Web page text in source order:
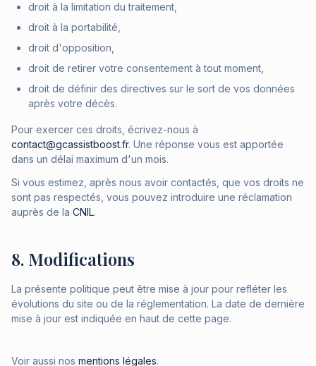
droit à la limitation du traitement,
droit à la portabilité,
droit d'opposition,
droit de retirer votre consentement à tout moment,
droit de définir des directives sur le sort de vos données
après votre décès.
Pour exercer ces droits, écrivez-nous à
contact@gcassistboost.fr. Une réponse vous est apportée
dans un délai maximum d'un mois.
Si vous estimez, après nous avoir contactés, que vos droits ne
sont pas respectés, vous pouvez introduire une réclamation
auprès de la CNIL.
8. Modifications
La présente politique peut être mise à jour pour refléter les
évolutions du site ou de la réglementation. La date de dernière
mise à jour est indiquée en haut de cette page.
Voir aussi nos mentions légales.